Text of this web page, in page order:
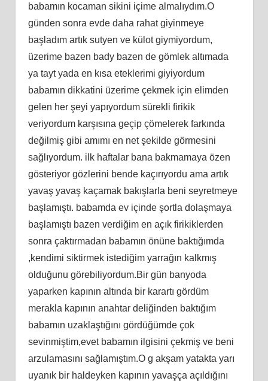
babamın kocaman sikini içime almalıydım.O
günden sonra evde daha rahat giyinmeye
başladım artık sutyen ve külot giymiyordum,
üzerime bazen bady bazen de gömlek altımada
ya tayt yada en kısa eteklerimi giyiyordum
babamın dikkatini üzerime çekmek için elimden
gelen her şeyi yapıyordum sürekli firikik
veriyordum karşısına geçip çömelerek farkında
değilmiş gibi amımı en net şekilde görmesini
sağlıyordum. ilk haftalar bana bakmamaya özen
gösteriyor gözlerini bende kaçırıyordu ama artık
yavaş yavaş kaçamak bakışlarla beni seyretmeye
başlamıştı. babamda ev içinde şortla dolaşmaya
başlamıştı bazen verdiğim en açık firikiklerden
sonra çaktırmadan babamın önüne baktığımda
,kendimi siktirmek istediğim yarrağın kalkmış
olduğunu görebiliyordum.Bir gün banyoda
yaparken kapının altında bir karartı gördüm
merakla kapının anahtar deliğinden baktığım
babamın uzaklaştığını gördüğümde çok
sevinmiştim,evet babamın ilgisini çekmiş ve beni
arzulamasını sağlamıştım.O g akşam yatakta yarı
uyanık bir haldeyken kapının yavaşça açıldığını